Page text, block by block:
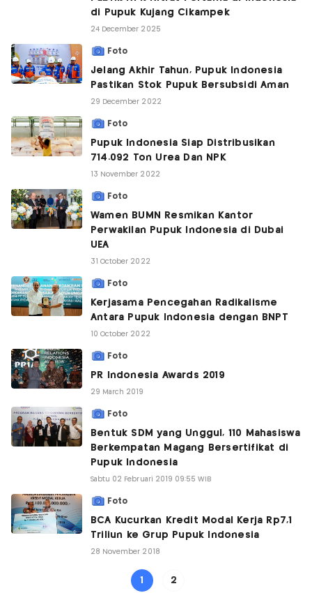
di Pupuk Kujang Cikampek
24 December 2025
Foto
Jelang Akhir Tahun, Pupuk Indonesia
Pastikan Stok Pupuk Bersubsidi Aman
29 December 2022
Foto
Pupuk Indonesia Siap Distribusikan
714.092 Ton Urea Dan NPK
13 November 2022
Foto
Wamen BUMN Resmikan Kantor
Perwakilan Pupuk Indonesia di Dubai
UEA
31 October 2022
Foto
Kerjasama Pencegahan Radikalisme
Antara Pupuk Indonesia dengan BNPT
10 October 2022
Foto
PR Indonesia Awards 2019
29 March 2019
Foto
Bentuk SDM yang Unggul, 110 Mahasiswa
Berkempatan Magang Bersertifikat di
Pupuk Indonesia
Sabtu 02 Februari 2019 09:55 WIB
Foto
BCA Kucurkan Kredit Modal Kerja Rp7,1
Triliun ke Grup Pupuk Indonesia
28 November 2018
1 2